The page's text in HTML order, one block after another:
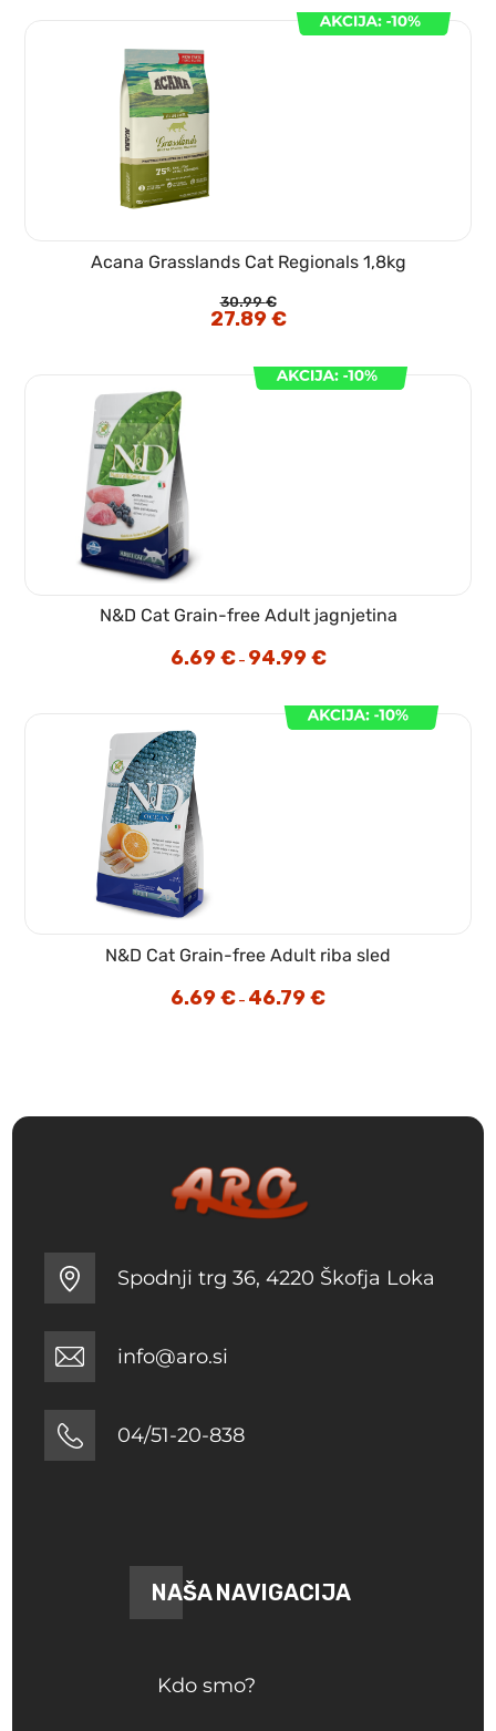
Acana Grasslands Cat Regionals 1,8kg
30.99€
Izvirna
cena
27.89€Trenutna
cena
N&D Cat Grain-free Adult jagnjetina
6.69€ – 94.99€Cenovni
razpon:
94.99 €
N&D Cat Grain-free Adult riba sled
6.69€ – 46.79€Cenovni
razpon:
Spodnji trg 36, 4220 Škofja Loka
info@aro.si
04/51-20-838
NAŠA NAVIGACIJA
Kdo smo?